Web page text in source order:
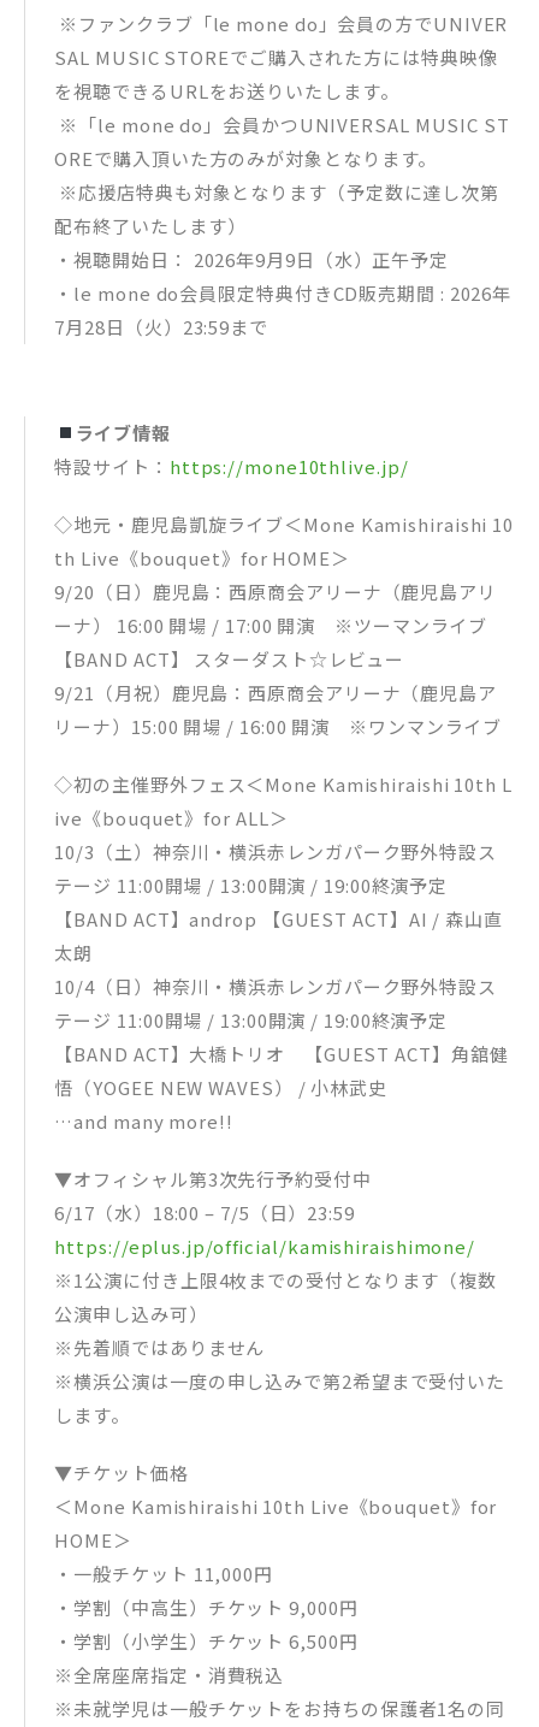
※ファンクラブ「le mone do」会員の方でUNIVER
SAL MUSIC STOREでご購入された方には特典映像
を視聴できるURLをお送りいたします。
※「le mone do」会員かつUNIVERSAL MUSIC ST
OREで購入頂いた方のみが対象となります。
※応援店特典も対象となります（予定数に達し次第
配布終了いたします）
・視聴開始日： 2026年9月9日（水）正午予定
・le mone do会員限定特典付きCD販売期間 : 2026年
7月28日（火）23:59まで
ライブ情報
特設サイト： https://mone10thlive.jp/
◇地元・鹿児島凱旋ライブ＜Mone Kamishiraishi 10
th Live《bouquet》for HOME＞
9/20（日）鹿児島：西原商会アリーナ（鹿児島アリ
ーナ） 16:00 開場 / 17:00 開演 ※ツーマンライブ
【BAND ACT】 スターダスト☆レビュー
9/21（月祝）鹿児島：西原商会アリーナ（鹿児島ア
リーナ）15:00 開場 / 16:00 開演 ※ワンマンライブ
◇初の主催野外フェス＜Mone Kamishiraishi 10th L
ive《bouquet》for ALL＞
10/3（土）神奈川・横浜赤レンガパーク野外特設ス
テージ 11:00開場 / 13:00開演 / 19:00終演予定
【BAND ACT】androp 【GUEST ACT】AI / 森山直
太朗
10/4（日）神奈川・横浜赤レンガパーク野外特設ス
テージ 11:00開場 / 13:00開演 / 19:00終演予定
【BAND ACT】大橋トリオ 【GUEST ACT】角舘健
悟（YOGEE NEW WAVES） / 小林武史
…and many more!!
▼オフィシャル第3次先行予約受付中
6/17（水）18:00 – 7/5（日）23:59
https://eplus.jp/official/kamishiraishimone/
※1公演に付き上限4枚までの受付となります（複数
公演申し込み可）
※先着順ではありません
※横浜公演は一度の申し込みで第2希望まで受付いた
します。
▼チケット価格
＜Mone Kamishiraishi 10th Live《bouquet》for
HOME＞
・一般チケット 11,000円
・学割（中高生）チケット 9,000円
・学割（小学生）チケット 6,500円
※全席座席指定・消費税込
※未就学児は一般チケットをお持ちの保護者1名の同